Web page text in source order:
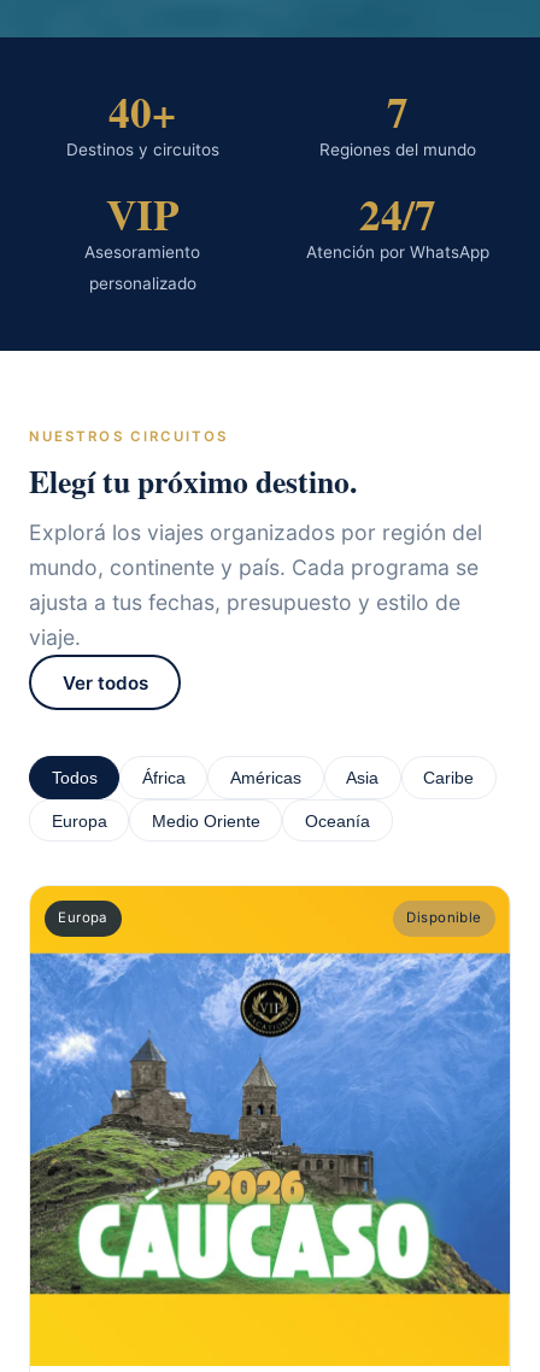
40+
Destinos y circuitos
7
Regiones del mundo
VIP
Asesoramiento
personalizado
24/7
Atención por WhatsApp
NUESTROS CIRCUITOS
Elegí tu próximo destino.
Explorá los viajes organizados por región del
mundo, continente y país. Cada programa se
ajusta a tus fechas, presupuesto y estilo de
viaje.
Ver todos
Todos África Américas Asia Caribe
Europa Medio Oriente Oceanía
Europa Disponible